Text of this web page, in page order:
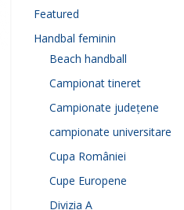
Featured
Handbal feminin
Beach handball
Campionat tineret
Campionate județene
campionate universitare
Cupa României
Cupe Europene
Divizia A